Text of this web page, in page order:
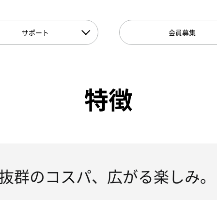
サポート 会員募集
特徴
群のコスパ、広がる楽しみ。